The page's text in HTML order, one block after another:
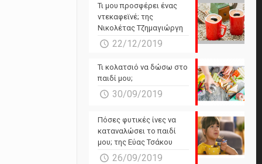
Τι μου προσφέρει ένας
ντεκαφεϊνέ; της
Νικολέτας Τζημαγιώργη
22/12/2019
Τι κολατσιό να δώσω στο
παιδί μου;
30/09/2019
Πόσες φυτικές ίνες να
καταναλώσει το παιδί
μου; της Εύας Τσάκου
26/09/2019